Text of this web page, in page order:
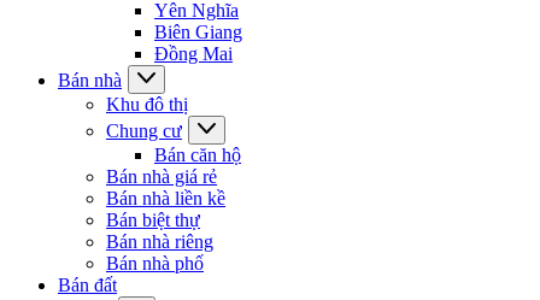
Yên Nghĩa
Biên Giang
Đồng Mai
Bán nhà
Khu đô thị
Chung cư
Bán căn hộ
Bán nhà giá rẻ
Bán nhà liền kề
Bán biệt thự
Bán nhà riêng
Bán nhà phố
Bán đất